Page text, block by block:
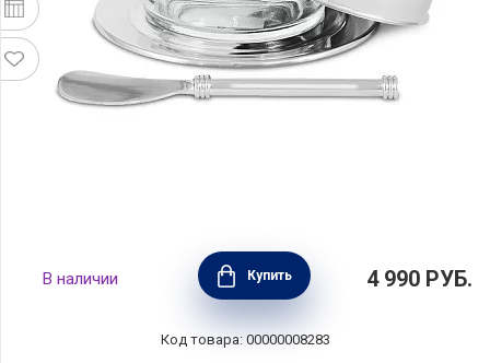
Икорница c ножом 14х14х7см,
нержавеющая сталь + стекло, Regent, RE-
15937.5N
В наличии Купить 4 990 РУБ.
Код товара: 00000008283